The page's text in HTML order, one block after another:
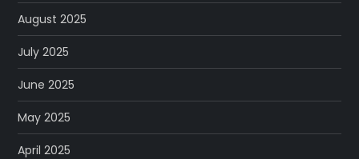
August 2025
July 2025
June 2025
May 2025
April 2025